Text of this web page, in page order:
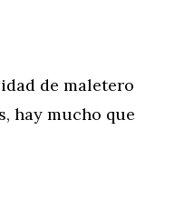
de maletero
hay mucho que